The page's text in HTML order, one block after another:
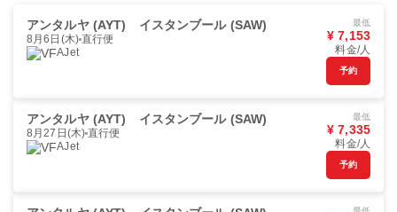
アンタルヤ (AYT) イスタンブール (SAW)
8月6日(木) 直行便
AJet
最低
¥ 7,153
料金/人
予約
アンタルヤ (AYT) イスタンブール (SAW)
8月27日(木) 直行便
AJet
最低
¥ 7,335
料金/人
予約